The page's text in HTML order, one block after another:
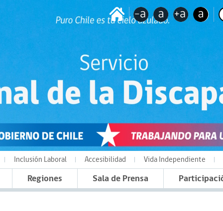
Inclusión Laboral Accesibilidad Vida Independiente
Regiones Sala de Prensa